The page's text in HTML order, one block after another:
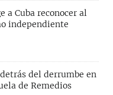
a Cuba reconocer al
independiente
del derrumbe en
de Remedios